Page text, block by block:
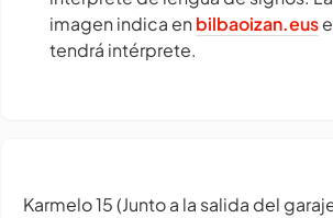
imagen indica en bilbaoizan.eus
tendrá intérprete.
Karmelo 15 (Junto a la salida del